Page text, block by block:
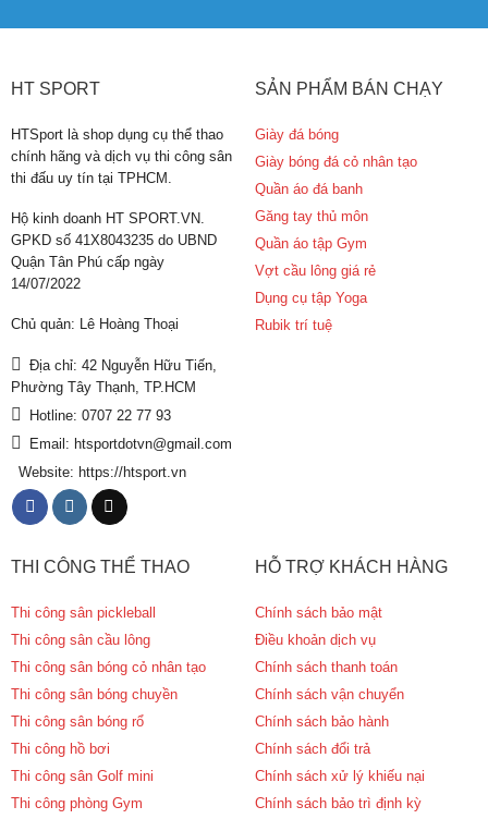
HT SPORT
HTSport là shop dụng cụ thể thao
chính hãng và dịch vụ thi công sân
thi đấu uy tín tại TPHCM.
Hộ kinh doanh HT SPORT.VN.
GPKD số 41X8043235 do UBND
Quận Tân Phú cấp ngày
14/07/2022
Chủ quản: Lê Hoàng Thoại
Địa chỉ: 42 Nguyễn Hữu Tiến,
Phường Tây Thạnh, TP.HCM
Hotline: 0707 22 77 93
Email: htsportdotvn@gmail.com
Website: https://htsport.vn
SẢN PHẨM BÁN CHẠY
Giày đá bóng
Giày bóng đá cỏ nhân tạo
Quần áo đá banh
Găng tay thủ môn
Quần áo tập Gym
Vợt cầu lông giá rẻ
Dụng cụ tập Yoga
Rubik trí tuệ
THI CÔNG THỂ THAO
Thi công sân pickleball
Thi công sân cầu lông
Thi công sân bóng cỏ nhân tạo
Thi công sân bóng chuyền
Thi công sân bóng rổ
Thi công hồ bơi
Thi công sân Golf mini
Thi công phòng Gym
HỖ TRỢ KHÁCH HÀNG
Chính sách bảo mật
Điều khoản dịch vụ
Chính sách thanh toán
Chính sách vận chuyển
Chính sách bảo hành
Chính sách đổi trả
Chính sách xử lý khiếu nại
Chính sách bảo trì định kỳ